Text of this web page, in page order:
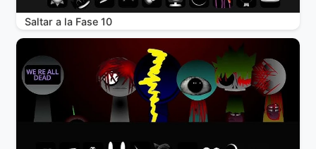
Saltar a la Fase 10